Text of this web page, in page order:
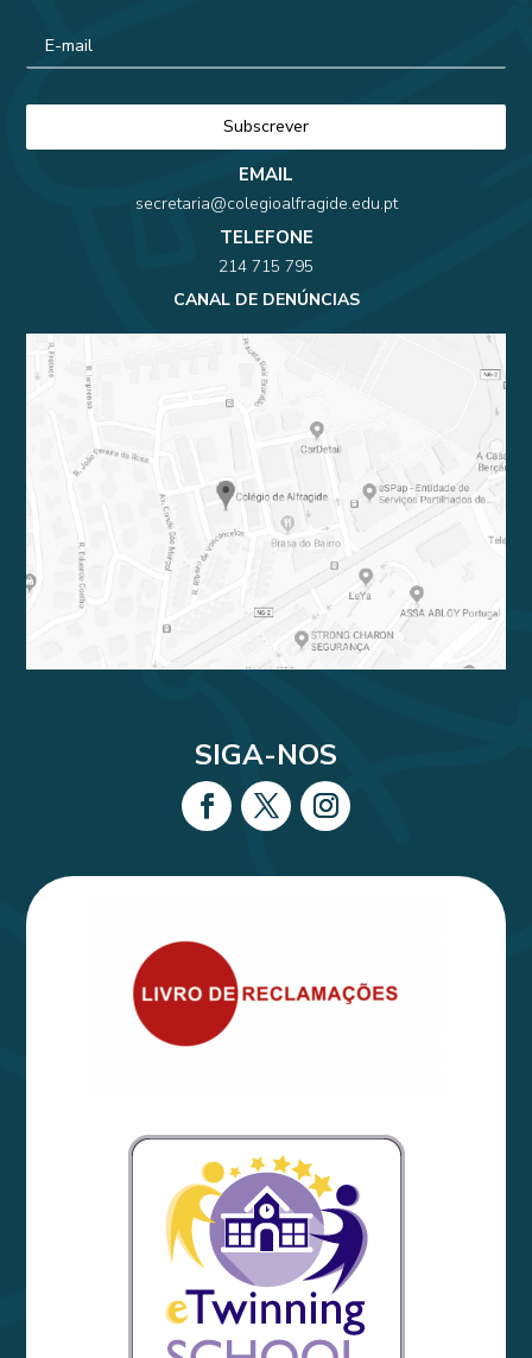
EMAIL
secretaria@colegioalfragide.edu.pt
TELEFONE
214 715 795
CANAL DE DENÚNCIAS
SIGA-NOS